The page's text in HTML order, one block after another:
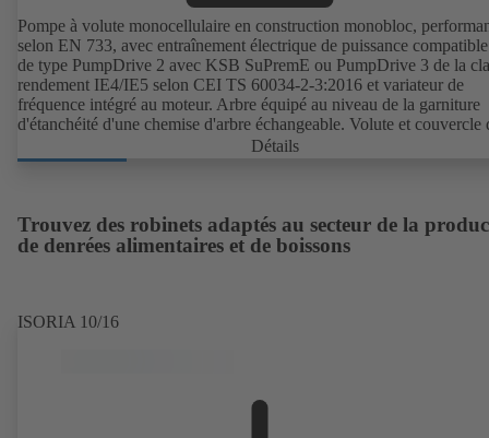
Pompe à volute monocellulaire en construction monobloc,
selon EN 733, avec entraînement électrique de puissance
de type PumpDrive 2 avec KSB SuPremE ou PumpDrive 3 de la
rendement IE4/IE5 selon CEI TS 60034-2-3:2016 et variateur de
fréquence intégré au moteur. Arbre équipé au niveau de la garniture
d'étanchéité d'une chemise d'arbre échangeable. Volute et couvercle
corps avec bagues d'usure échangeables. Volute avec pieds de
surmoulés en version B, C et S. Points de fixation selon la norme
des directives ErP.
Détails
Trouvez des robinets adaptés au secteur de la
de denrées alimentaires et de boissons
ISORIA 10/16